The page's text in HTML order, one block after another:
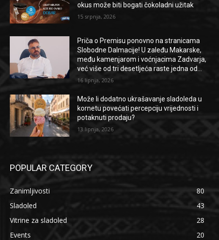
okus može biti bogati čokoladni užitak
15 srpnja, 2026
Priča o Premisu ponovno na stranicama
Slobodne Dalmacije! U zaleđu Makarske,
među kamenjarom i voćnjacima Zadvarja,
već više od tri desetljeća raste jedna od...
16 lipnja, 2026
Može li dodatno ukrašavanje sladoleda u
kornetu povećati percepciju vrijednosti i
potaknuti prodaju?
13 lipnja, 2026
POPULAR CATEGORY
Zanimljivosti
80
Sladoled
43
Vitrine za sladoled
28
Events
20